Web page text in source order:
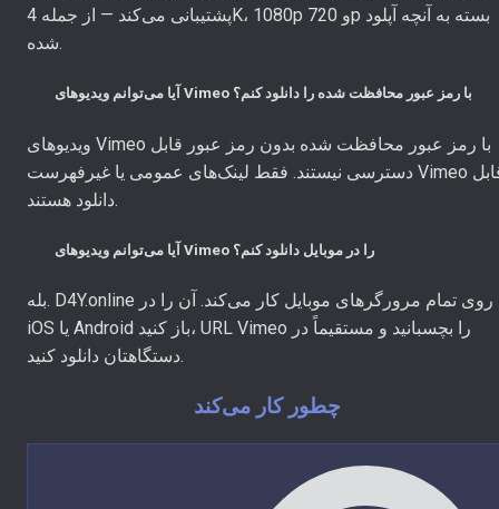
پشتیبانی می‌کند — از جمله 4K، 1080p و 720p بسته به آنچه آپلود
شده.
آیا می‌توانم ویدیوهای Vimeo با رمز عبور محافظت شده را دانلود کنم؟
ویدیوهای Vimeo با رمز عبور محافظت شده بدون رمز عبور قابل
دسترسی نیستند. فقط لینک‌های عمومی یا غیرفهرست Vimeo قابل
دانلود هستند.
آیا می‌توانم ویدیوهای Vimeo را در موبایل دانلود کنم؟
بله. D4Y.online روی تمام مرورگرهای موبایل کار می‌کند. آن را در
iOS یا Android باز کنید، URL Vimeo را بچسبانید و مستقیماً در
دستگاهتان دانلود کنید.
چطور کار می‌کند